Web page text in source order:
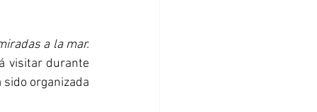
a la mar.
visitar durante
organizada